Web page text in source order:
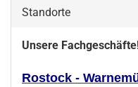
Standorte
Unsere
Rostock -